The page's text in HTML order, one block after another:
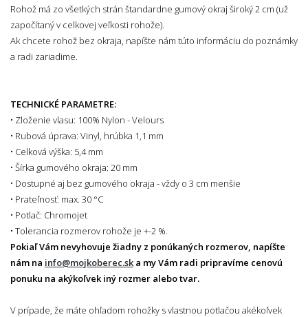
Rohož má zo všetkých strán štandardne gumový okraj široký 2 cm (už
započítaný v celkovej veľkosti rohože).
Ak chcete rohož bez okraja, napíšte nám túto informáciu do poznámky
a radi zariadime.
TECHNICKÉ PARAMETRE:
• Zloženie vlasu: 100% Nylon - Velours
• Rubová úprava: Vinyl, hrúbka 1,1 mm
• Celková výška: 5,4 mm
• Šírka gumového okraja: 20 mm
• Dostupné aj bez gumového okraja - vždy o 3 cm menšie
• Prateľnosť: max. 30 °C
• Potlač: Chromojet
• Tolerancia rozmerov rohože je +-2 %.
Pokiaľ Vám nevyhovuje žiadny z ponúkaných rozmerov, napíšte
nám na info@mojkoberec.sk a my Vám radi pripravíme cenovú
ponuku na akýkoľvek iný rozmer alebo tvar.
V prípade, že máte ohľadom rohožky s vlastnou potlačou akékoľvek